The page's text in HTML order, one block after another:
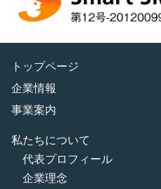
トップページ
企業情報
事業案内
私たちについて
代表プロフィール
企業理念